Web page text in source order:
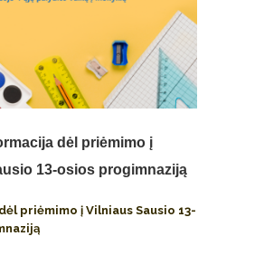
dėl priėmimo į
13-osios progimnaziją
priėmimo į Vilniaus Sausio 13-